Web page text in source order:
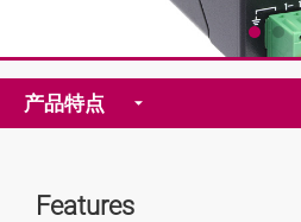
产品特点
Features